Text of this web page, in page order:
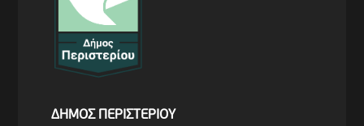
ΔΗΜΟΣ ΠΕΡΙΣΤΕΡΙΟΥ